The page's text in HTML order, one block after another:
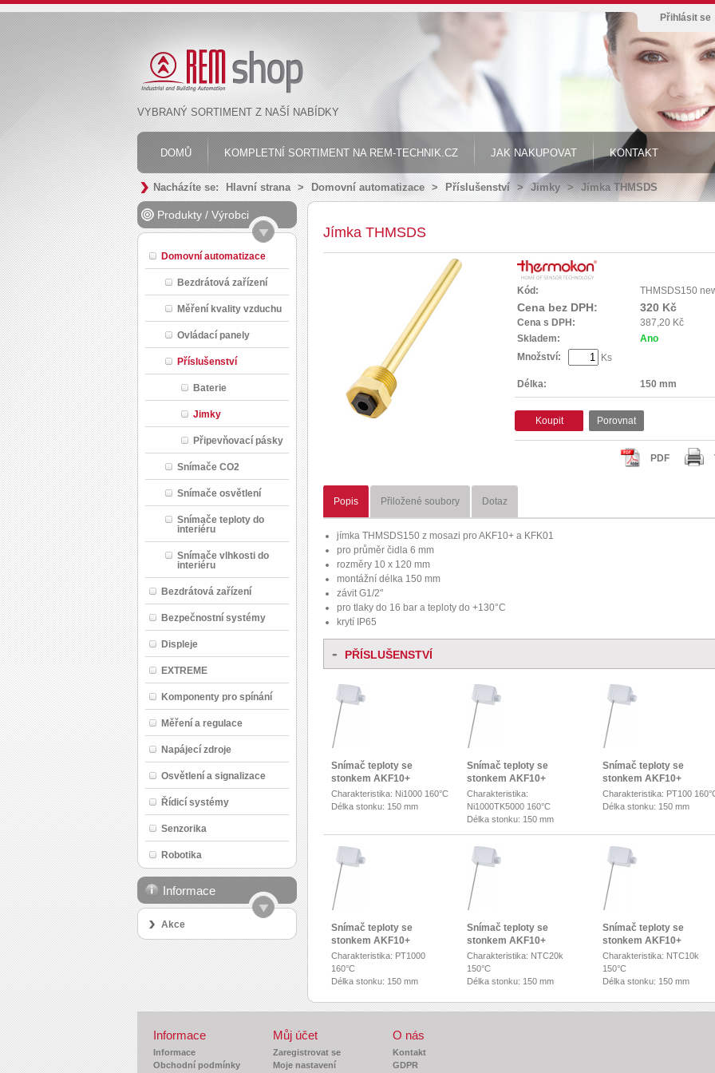
Přihlásit se
VYBRANÝ SORTIMENT Z NAŠÍ NABÍDKY
DOMŮ KOMPLETNÍ SORTIMENT NA REM-TECHNIK.CZ JAK NAKUPOVAT KONTAKT
Nacházíte se: Hlavní strana > Domovní automatizace > Příslušenství > Jimky > Jímka THMSDS
Produkty / Výrobci
Domovní automatizace
Bezdrátová zařízení
Měření kvality vzduchu
Ovládací panely
Příslušenství
Baterie
Jimky
Připevňovací pásky
Snímače CO2
Snímače osvětlení
Snímače teploty do
interiéru
Snímače vlhkosti do
interiéru
Bezdrátová zařízení
Bezpečnostní systémy
Displeje
EXTREME
Komponenty pro spínání
Měření a regulace
Napájecí zdroje
Osvětlení a signalizace
Řídicí systémy
Senzorika
Robotika
Informace
Akce
Jímka THMSDS
Kód: THMSDS150
Cena bez DPH: 320 Kč
Cena s DPH:
387,20 Kč
Skladem:
Ano
Množství:
Ks
Délka: 150 mm
Koupit Porovnat
PDF
Popis Přiložené soubory Dotaz
jímka THMSDS150 z mosazi pro AKF10+ a KFK01
pro průměr čidla 6 mm
rozměry 10 x 120 mm
montážní délka 150 mm
závit G1/2"
pro tlaky do 16 bar a teploty do +130°C
krytí IP65
- PŘÍSLUŠENSTVÍ
Snímač teploty se
stonkem AKF10+
Charakteristika: Ni1000 160°C
Délka stonku: 150 mm
Snímač teploty se
stonkem AKF10+
Charakteristika:
Ni1000TK5000 160°C
Délka stonku: 150 mm
Snímač teploty se
stonkem AKF10+
Charakteristika: PT100
Délka stonku: 150 mm
Snímač teploty se
stonkem AKF10+
Charakteristika: PT1000
160°C
Délka stonku: 150 mm
Snímač teploty se
stonkem AKF10+
Charakteristika: NTC20k
150°C
Délka stonku: 150 mm
Snímač teploty se
stonkem AKF10+
Charakteristika: NTC10k
150°C
Délka stonku: 150 mm
Informace
Informace
Obchodní podmínky
Můj účet
Zaregistrovat se
Moje nastavení
O nás
Kontakt
GDPR